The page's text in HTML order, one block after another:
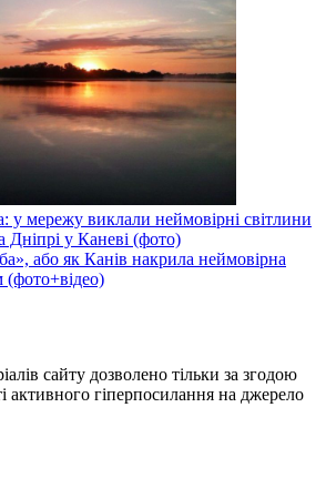
у мережу виклали неймовірні світлини
Дніпрі у Каневі (фото)
або як Канів накрила неймовірна
(фото+відео)
сайту дозволено тільки за згодою
активного гіперпосилання на джерело